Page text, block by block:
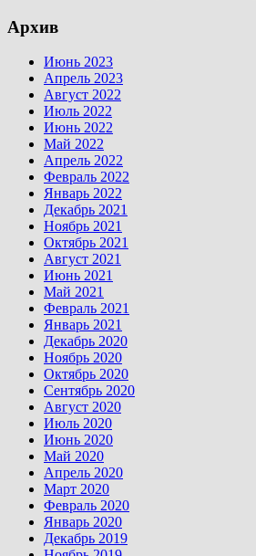
Архив
Июнь 2023
Апрель 2023
Август 2022
Июль 2022
Июнь 2022
Май 2022
Апрель 2022
Февраль 2022
Январь 2022
Декабрь 2021
Ноябрь 2021
Октябрь 2021
Август 2021
Июнь 2021
Май 2021
Февраль 2021
Январь 2021
Декабрь 2020
Ноябрь 2020
Октябрь 2020
Сентябрь 2020
Август 2020
Июль 2020
Июнь 2020
Май 2020
Апрель 2020
Март 2020
Февраль 2020
Январь 2020
Декабрь 2019